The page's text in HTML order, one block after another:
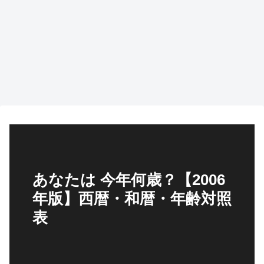
あなたは 今年何歳？【2006
年版】西暦・和暦・年齢対照
表